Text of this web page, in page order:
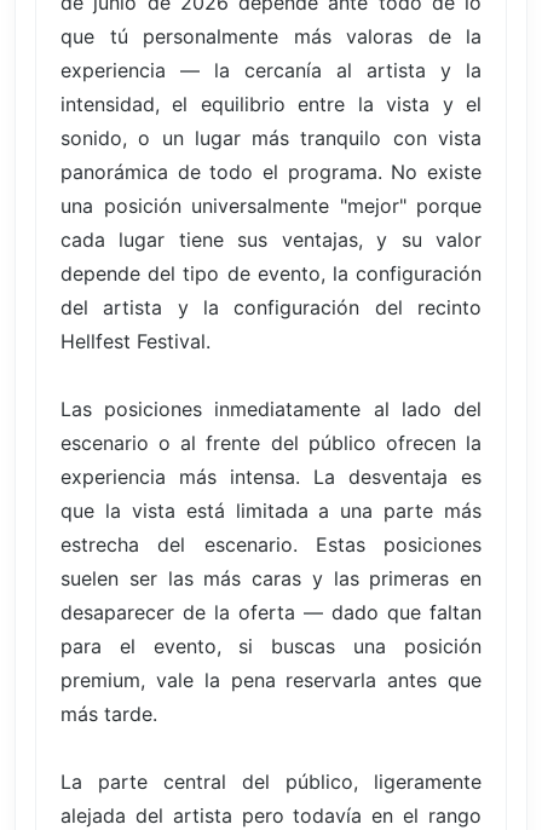
que tú personalmente más valoras de la
experiencia — la cercanía al artista y la
intensidad, el equilibrio entre la vista y el
sonido, o un lugar más tranquilo con vista
panorámica de todo el programa. No existe
una posición universalmente "mejor" porque
cada lugar tiene sus ventajas, y su valor
depende del tipo de evento, la configuración
del artista y la configuración del recinto
Hellfest Festival.
Las posiciones inmediatamente al lado del
escenario o al frente del público ofrecen la
experiencia más intensa. La desventaja es
que la vista está limitada a una parte más
estrecha del escenario. Estas posiciones
suelen ser las más caras y las primeras en
desaparecer de la oferta — dado que faltan
para el evento, si buscas una posición
premium, vale la pena reservarla antes que
más tarde.
La parte central del público, ligeramente
alejada del artista pero todavía en el rango